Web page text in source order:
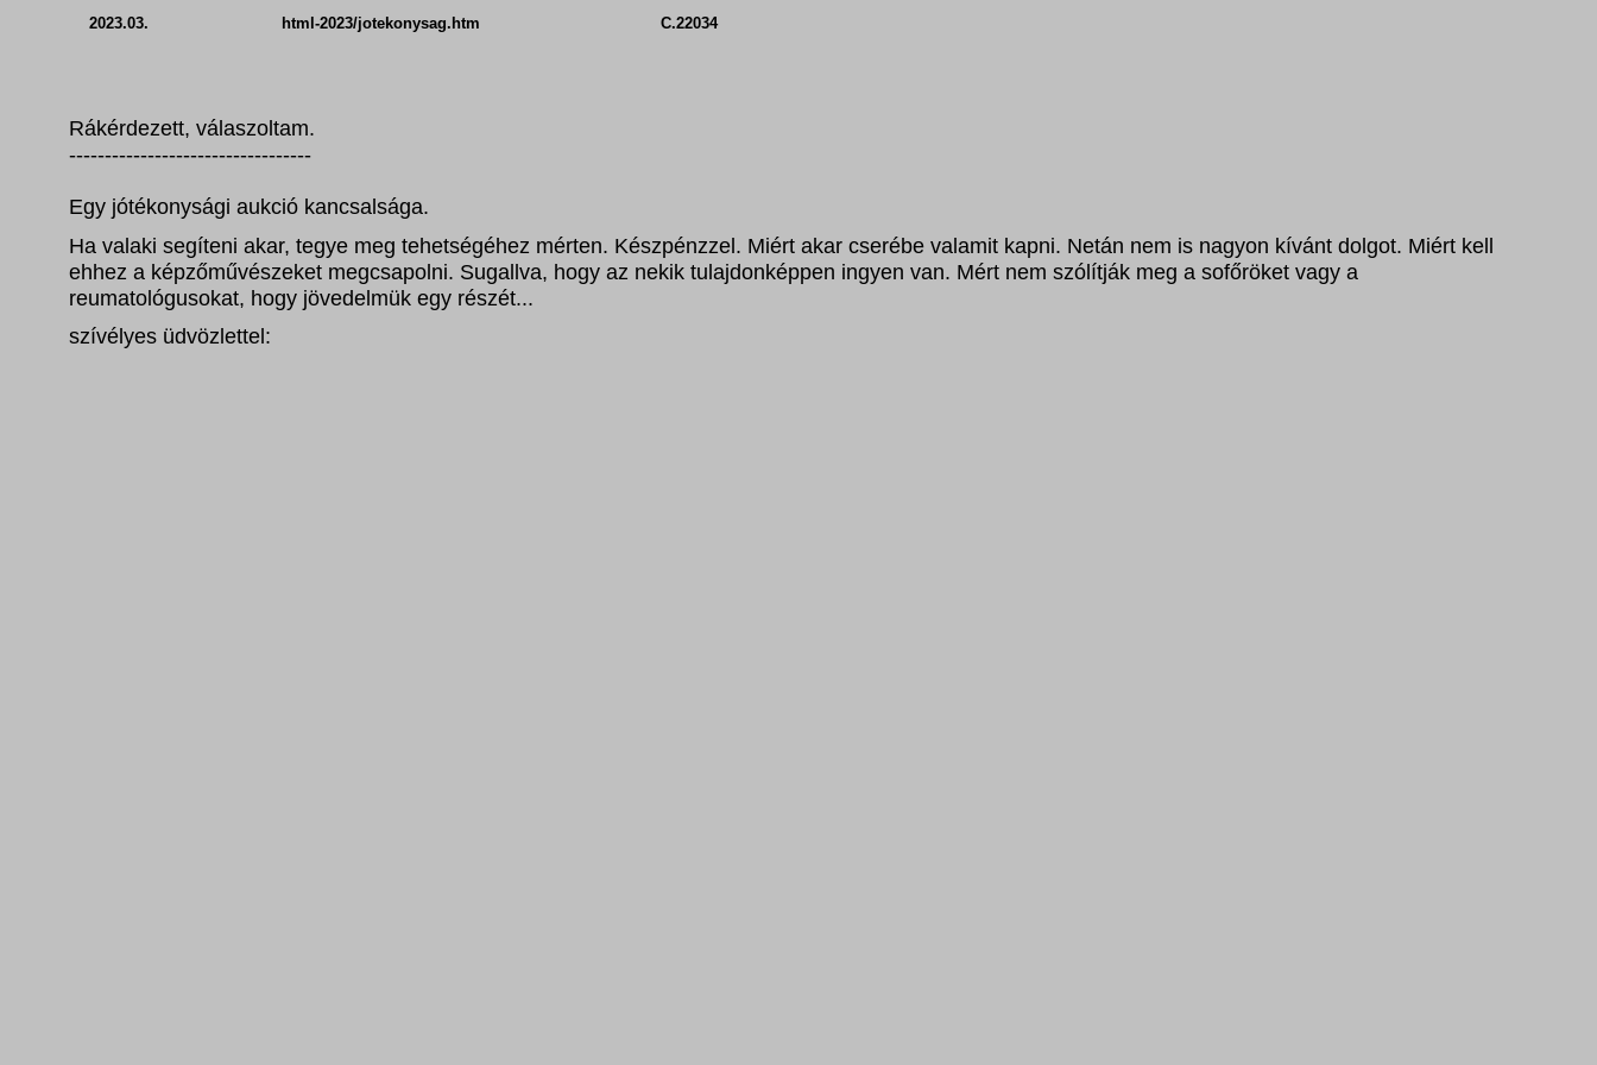
2023.03. html-2023/jotekonysag.htm C.22034
Rákérdezett, válaszoltam.
----------------------------------
Egy jótékonysági aukció kancsalsága.
Ha valaki segíteni akar, tegye meg tehetségéhez mérten. Készpénzzel. Miért akar cserébe valamit kapni. Netán nem is nagyon kívánt dolgot. Miért kell
ehhez a képzőművészeket megcsapolni. Sugallva, hogy az nekik tulajdonképpen ingyen van. Mért nem szólítják meg a sofőröket vagy a
reumatológusokat, hogy jövedelmük egy részét...
szívélyes üdvözlettel: